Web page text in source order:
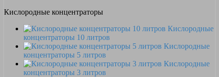
Кислородные концентраторы
Кислородные
концентраторы 10 литров
Кислородные
концентраторы 5 литров
Кислородные
концентраторы 3 литров